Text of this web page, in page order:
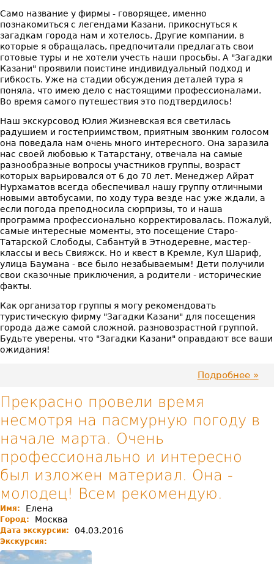
Само название у фирмы - говорящее, именно
познакомиться с легендами Казани, прикоснуться к
загадкам города нам и хотелось. Другие компании, в
которые я обращалась, предпочитали предлагать свои
готовые туры и не хотели учесть наши просьбы. А "Загадки
Казани" проявили поистине индивидуальный подход и
гибкость. Уже на стадии обсуждения деталей тура я
поняла, что имею дело с настоящими профессионалами.
Во время самого путешествия это подтвердилось!
Наш экскурсовод Юлия Жизневская вся светилась
радушием и гостеприимством, приятным звонким голосом
она поведала нам очень много интересного. Она заразила
нас своей любовью к Татарстану, отвечала на самые
разнообразные вопросы участников группы, возраст
которых варьировался от 6 до 70 лет. Менеджер Айрат
Нурхаматов всегда обеспечивал нашу группу отличными
новыми автобусами, по ходу тура везде нас уже ждали, а
если погода преподносила сюрпризы, то и наша
программа профессионально корректировалась. Пожалуй,
самые интересные моменты, это посещение Старо-
Татарской Слободы, Сабантуй в Этнодеревне, мастер-
классы и весь Свияжск. Но и квест в Кремле, Кул Шариф,
улица Баумана - все было незабываемым! Дети получили
свои сказочные приключения, а родители - исторические
факты.
Как организатор группы я могу рекомендовать
туристическую фирму "Загадки Казани" для посещения
города даже самой сложной, разновозрастной группой.
Будьте уверены, что "Загадки Казани" оправдают все ваши
ожидания!
Подробнеепро
Прекрасно провели время
несмотря на пасмурную погоду в
начале марта. Очень
профессионально и интересно
был изложен материал. Она -
молодец! Всем рекомендую.
Имя: Елена
Город: Москва
Дата экскурсии: 04.03.2016
Экскурсия: